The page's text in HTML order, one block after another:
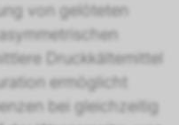
von gelöteten
Druckkältemittel
ermöglicht
bei gleichzeitig